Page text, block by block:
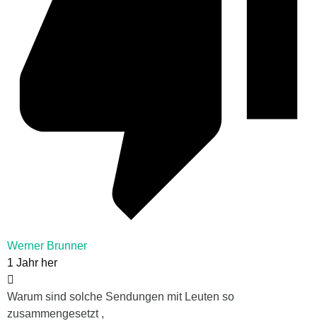
Werner Brunner
1 Jahr her
Warum sind solche Sendungen mit Leuten so
zusammengesetzt ,